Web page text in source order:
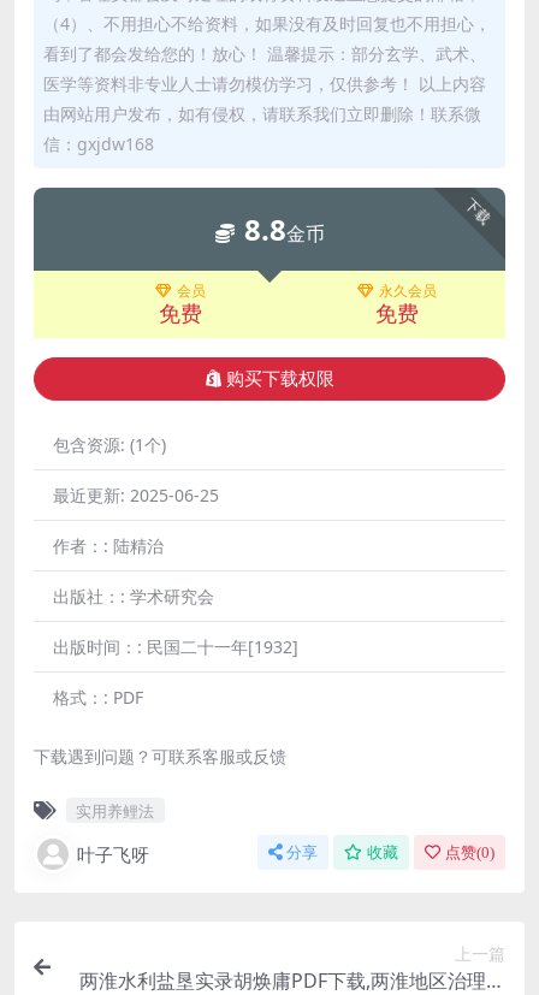
（4）、不用担心不给资料，如果没有及时回复也不用担心，
看到了都会发给您的！放心！ 温馨提示：部分玄学、武术、
医学等资料非专业人士请勿模仿学习，仅供参考！ 以上内容
由网站用户发布，如有侵权，请联系我们立即删除！联系微
信：gxjdw168
下载
8.8金币
会员
免费
永久会员
免费
购买下载权限
包含资源: (1个)
最近更新: 2025-06-25
作者：: 陆精治
出版社：: 学术研究会
出版时间：: 民国二十一年[1932]
格式：: PDF
下载遇到问题？可联系客服或反馈
实用养鲤法
叶子飞呀 分享 收藏 点赞(0)
上一篇
两淮水利盐垦实录胡焕庸PDF下载,两淮地区治理史